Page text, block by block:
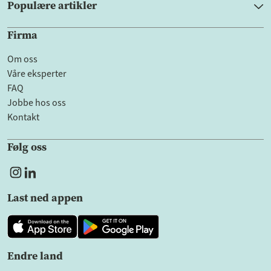
Populære artikler
Firma
Om oss
Våre eksperter
FAQ
Jobbe hos oss
Kontakt
Følg oss
Last ned appen
Endre land